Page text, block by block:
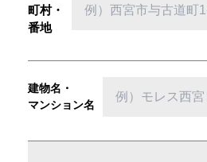
町村・
番地
建物名・
マンション名